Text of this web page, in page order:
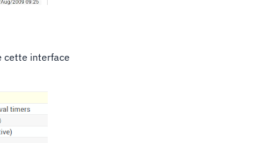
cette interface